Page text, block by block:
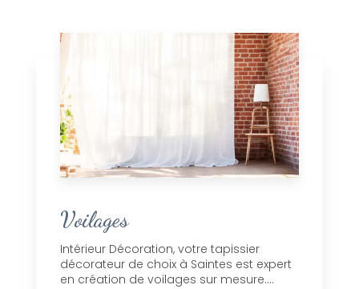
Voilages
Intérieur Décoration, votre tapissier
décorateur de choix à Saintes est expert
en création de voilages sur mesure....